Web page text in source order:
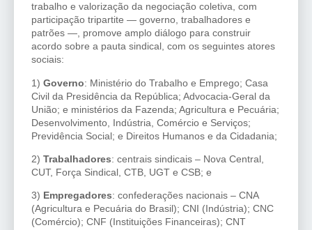
trabalho e valorização da negociação coletiva, com
participação tripartite — governo, trabalhadores e
patrões —, promove amplo diálogo para construir
acordo sobre a pauta sindical, com os seguintes atores
sociais:
1) Governo: Ministério do Trabalho e Emprego; Casa
Civil da Presidência da República; Advocacia-Geral da
União; e ministérios da Fazenda; Agricultura e Pecuária;
Desenvolvimento, Indústria, Comércio e Serviços;
Previdência Social; e Direitos Humanos e da Cidadania;
2) Trabalhadores: centrais sindicais – Nova Central,
CUT, Força Sindical, CTB, UGT e CSB; e
3) Empregadores: confederações nacionais – CNA
(Agricultura e Pecuária do Brasil); CNI (Indústria); CNC
(Comércio); CNF (Instituições Financeiras); CNT